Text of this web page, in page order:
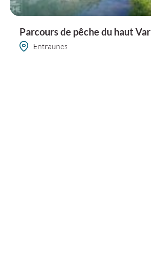
Parcours de pêche du haut Var
Entraunes